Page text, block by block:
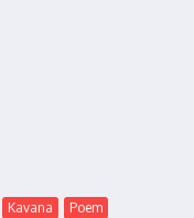
Kavana
Poem